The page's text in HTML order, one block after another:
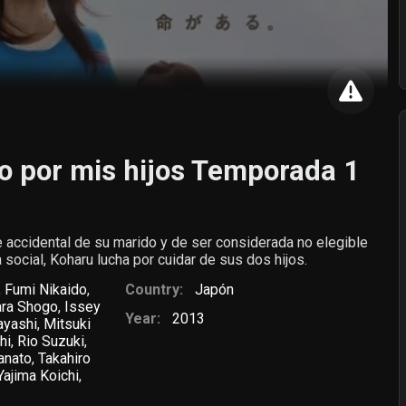
por mis hijos Temporada 1
de su marido y de ser considerada no elegible
Koharu lucha por cuidar de sus dos hijos.
Fumi Nikaido,
Shogo, Issey
, Mitsuki
, Rio Suzuki,
, Takahiro
Koichi,
Country:
Japón
Year:
2013